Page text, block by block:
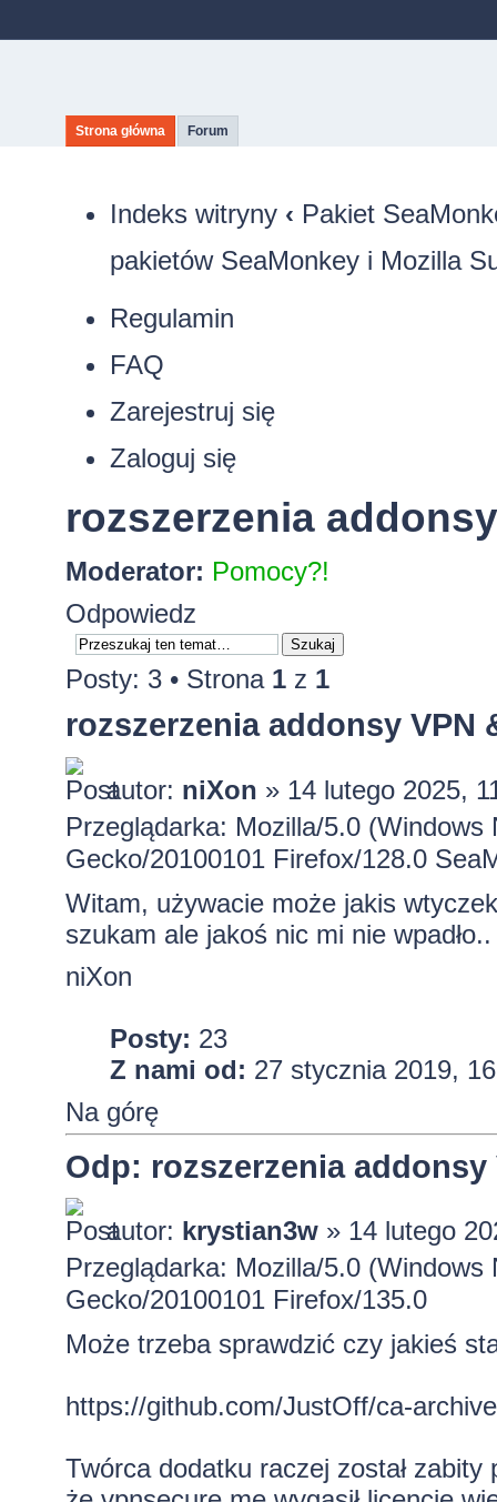
Strona główna Forum
Indeks witryny ‹ Pakiet
pakietów SeaMonkey i Mozilla
Regulamin
FAQ
Zarejestruj się
Zaloguj się
rozszerzenia
Moderator: Pomocy?!
Odpowiedz
Posty: 3 • Strona 1z 1
rozszerzenia addonsy VPN
autor: niXon » 14 lutego 2025,
Przeglądarka: Mozilla/5.0
Gecko/20100101 Firefox/128.0
Witam, używacie może jakis
szukam ale jakoś nic mi nie wpadło..
niXon
Posty: 23
Z nami od: 27 stycznia 2019,
Na górę
Odp: rozszerzenia addonsy
autor: krystian3w» 14 lutego
Przeglądarka: Mozilla/5.0
Gecko/20100101 Firefox/135.0
Może trzeba sprawdzić czy jakieś
https://github.com/JustOff/ca-
Twórca dodatku raczej został